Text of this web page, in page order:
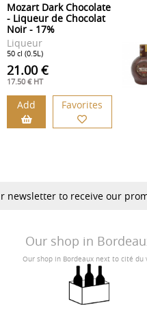
Mozart Dark Chocolate
- Liqueur de Chocolat
Noir - 17%
Liqueur
50 cl (0.5L)
21.00 €
17.50 € HT
Add Favorites
newsletter to receive our
Our shop in
Our shop in Bordeaux next to cité du